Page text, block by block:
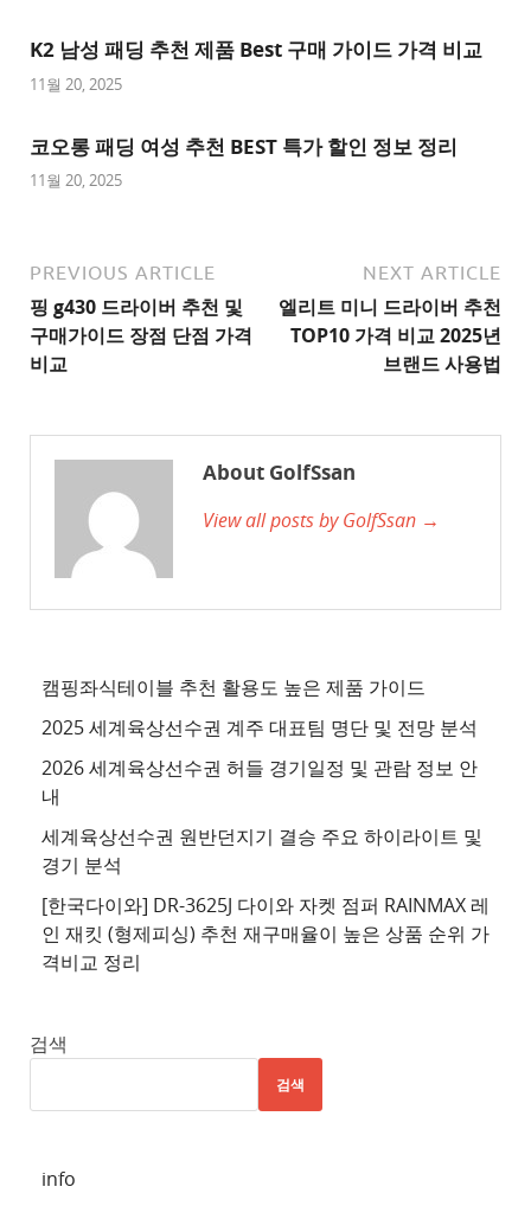
천
사
트
1
사
이
트
2
천
이
트
추
사
이
트
사
이
추
K2 남성 패딩 추천 제품 Best 구매 가이드 가격 비교
11월 20, 2025
코오롱 패딩 여성 추천 BEST 특가 할인 정보 정리
11월 20, 2025
PREVIOUS ARTICLE
핑 g430 드라이버 추천 및
구매가이드 장점 단점 가격
비교
NEXT ARTICLE
엘리트 미니 드라이버 추천
TOP10 가격 비교 2025년
브랜드 사용법
About GolfSsan
View all posts by GolfSsan →
캠핑좌식테이블 추천 활용도 높은 제품 가이드
2025 세계육상선수권 계주 대표팀 명단 및 전망 분석
2026 세계육상선수권 허들 경기일정 및 관람 정보 안
내
세계육상선수권 원반던지기 결승 주요 하이라이트 및
경기 분석
[한국다이와] DR-3625J 다이와 자켓 점퍼 RAINMAX 레
인 재킷 (형제피싱) 추천 재구매율이 높은 상품 순위 가
격비교 정리
검색
검색
info